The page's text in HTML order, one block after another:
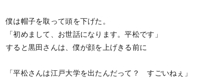
僕は帽子を取って頭を下げた。
「初めまして、お世話になります。平松です」
すると黒田さんは、僕が顔を上げきる前に
「平松さんは江戸大学を出たんだって？ すごいねぇ」